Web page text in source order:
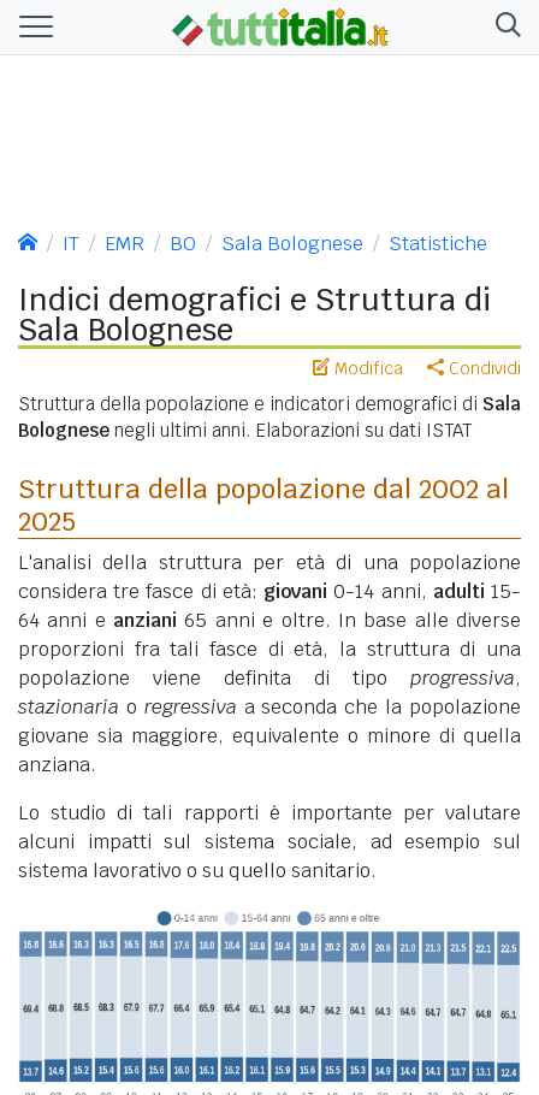
IT EMR BO Sala Bolognese Statistiche
Indici demografici e Struttura di
Sala Bolognese
Modifica Condividi
Struttura della popolazione e indicatori demografici di Sala
Bolognese negli ultimi anni. Elaborazioni su dati ISTAT
Struttura della popolazione dal 2002 al
2025
L'analisi della struttura per età di una popolazione
considera tre fasce di età: giovani 0-14 anni, adulti 15-
64 anni e anziani 65 anni e oltre. In base alle diverse
proporzioni fra tali fasce di età, la struttura di una
popolazione viene definita di tipo progressiva,
stazionaria o regressiva a seconda che la popolazione
giovane sia maggiore, equivalente o minore di quella
anziana.
Lo studio di tali rapporti è importante per valutare
alcuni impatti sul sistema sociale, ad esempio sul
sistema lavorativo o su quello sanitario.